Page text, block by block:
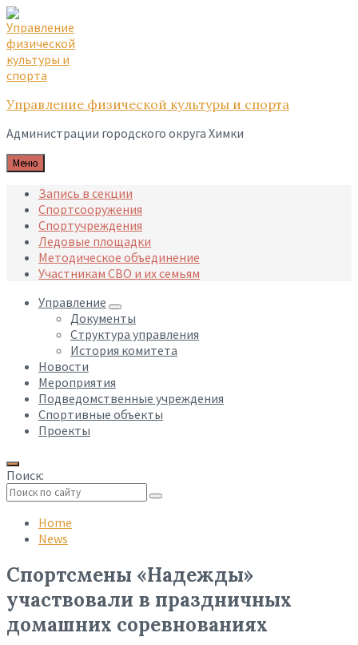
Skip
to
content
Skip
to
main
navigation
Skip
to
footer
Управление физической культуры и спорта
Администрации городского округа Химки
Меню
Запись в секции
Спортсооружения
Спортучреждения
Ледовые площадки
Методическое объединение
Участникам СВО и их семьям
Управление
Документы
Структура управления
История комитета
Новости
Мероприятия
Подведомственные учреждения
Спортивные объекты
Проекты
Поиск:
search
Home
News
Спортсмены «Надежды»
участвовали в праздничных
домашних соревнованиях